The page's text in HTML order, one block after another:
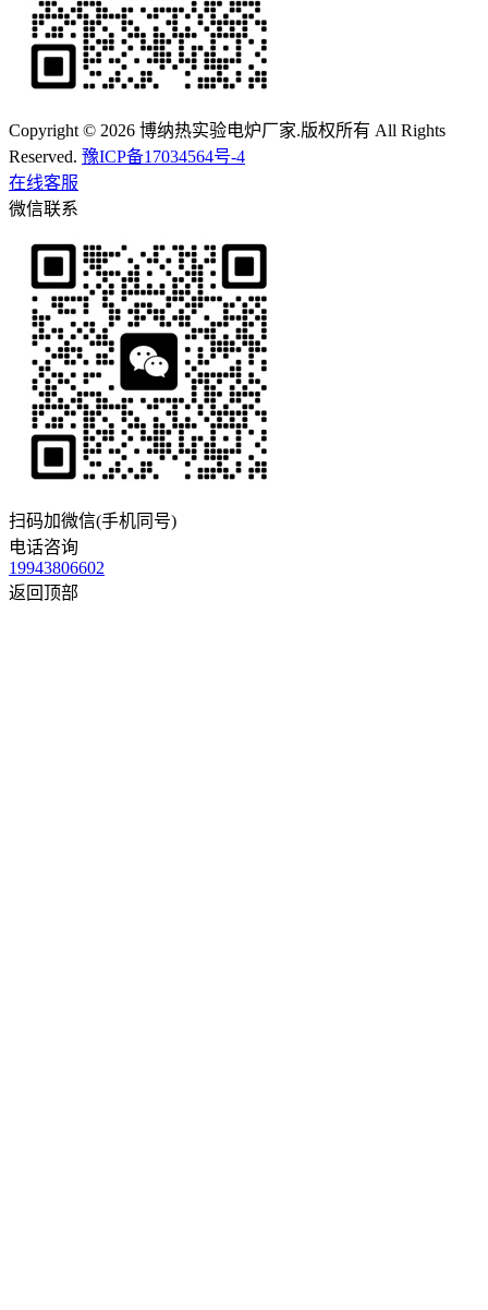
Copyright © 2026 博纳热实验电炉厂家.版权所有 All Rights
Reserved. 豫ICP备17034564号-4
在线客服
微信联系
扫码加微信(手机同号)
电话咨询
19943806602
返回顶部